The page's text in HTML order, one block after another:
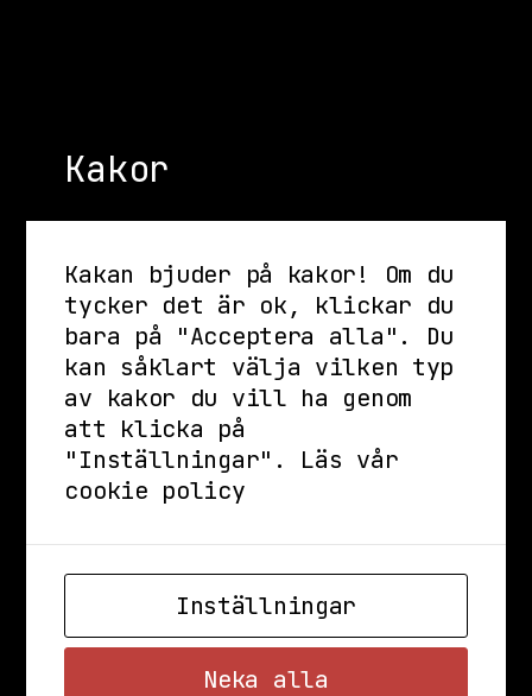
Kakor
Kakan bjuder på kakor! Om du
tycker det är ok, klickar du
bara på "Acceptera alla". Du
kan såklart välja vilken typ
av kakor du vill ha genom
att klicka på
"Inställningar". Läs vår
cookie policy
Inställningar
Neka alla